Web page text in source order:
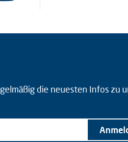
die neuesten Infos zu